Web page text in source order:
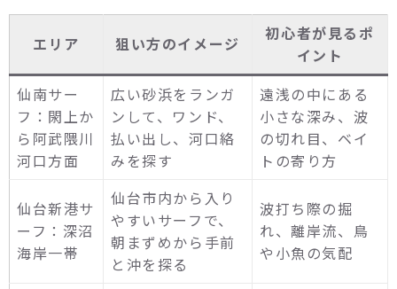
エリア 狙い方のイメージ
初心者が見るポ
イント
仙南サー
フ：閖上か
ら阿武隈川
河口方面
広い砂浜をランガ
ンして、ワンド、
払い出し、河口絡
みを探す
遠浅の中にある
小さな深み、波
の切れ目、ベイ
トの寄り方
仙台新港サ
ーフ：深沼
海岸一帯
仙台市内から入り
やすいサーフで、
朝まずめから手前
と沖を探る
波打ち際の掘
れ、離岸流、鳥
や小魚の気配